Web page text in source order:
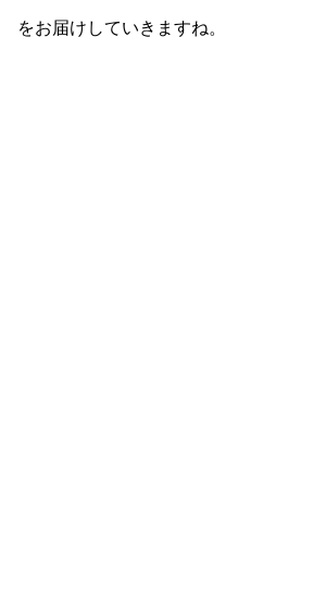
をお届けしていきますね。